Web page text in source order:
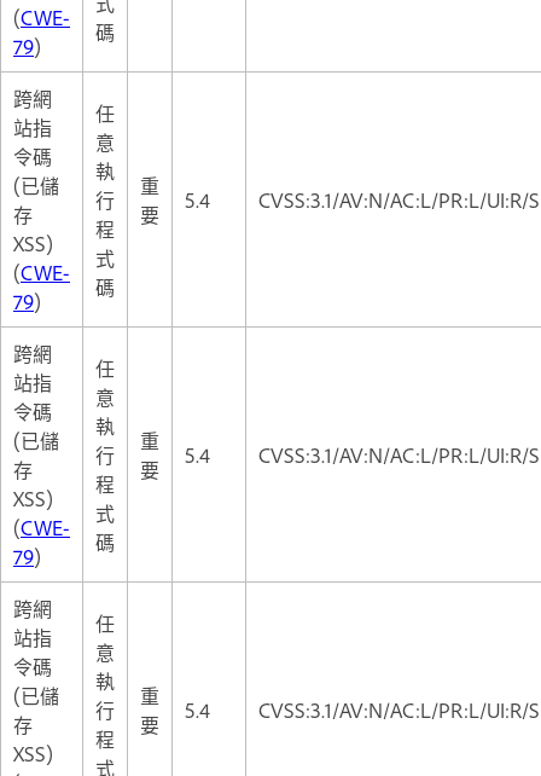
(CWE-
79)
碼
跨網
站指
令碼
(已儲
存
XSS)
(CWE-
79)
任
意
執
行
程
式
碼
重
要
5.4 CVSS:3.1/AV:N/AC:L/PR:L/UI:R/
跨網
站指
令碼
(已儲
存
XSS)
(CWE-
79)
任
意
執
行
程
式
碼
重
要
5.4 CVSS:3.1/AV:N/AC:L/PR:L/UI:R/
跨網
站指
令碼
(已儲
存
XSS)
任
意
執
行
程
式
重
要
5.4 CVSS:3.1/AV:N/AC:L/PR:L/UI:R/